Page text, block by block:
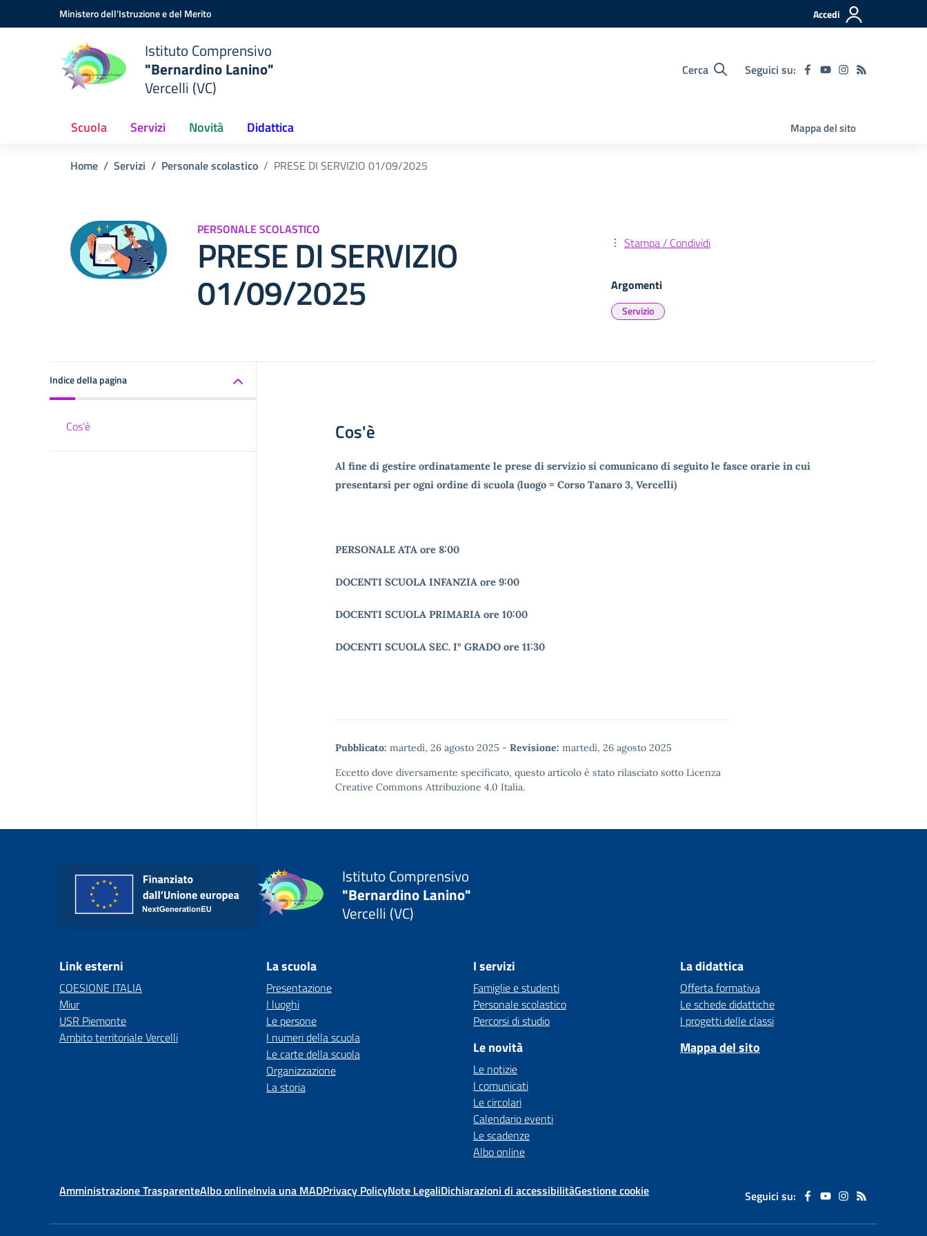
Vai ai contenuti
Vai al menu di navigazioneMinistero dell'Istruzione e del Merito Accedi
Istituto Comprensivo
"Bernardino Lanino"
Vercelli (VC)
Cerca Seguici su:
Scuola Servizi Novità Didattica Mappa del sito
Home Servizi Personale scolastico PRESE DI SERVIZIO 01/09/2025
PERSONALE SCOLASTICO
PRESE DI SERVIZIO
01/09/2025
Stampa / Condividi
Argomenti
Servizio
Indice della pagina
Cos'è Cos'è
Al fine di gestire ordinatamente le prese di servizio si comunicano di seguito le fasce orarie in cui
presentarsi per ogni ordine di scuola (luogo = Corso Tanaro 3, Vercelli)
PERSONALE ATA ore 8:00
DOCENTI SCUOLA INFANZIA ore 9:00
DOCENTI SCUOLA PRIMARIA ore 10:00
DOCENTI SCUOLA SEC. I° GRADO ore 11:30
Pubblicato: martedì, 26 agosto 2025 - Revisione: martedì, 26 agosto 2025
Eccetto dove diversamente specificato, questo articolo è stato rilasciato sotto Licenza
Creative Commons Attribuzione 4.0 Italia.
Istituto Comprensivo
"Bernardino Lanino"
Vercelli (VC)
Link esterni
COESIONE ITALIA
Miur
USR Piemonte
Ambito territoriale Vercelli
La scuola
Presentazione
I luoghi
Le persone
I numeri della scuola
Le carte della scuola
Organizzazione
La storia
I servizi
Famiglie e studenti
Personale scolastico
Percorsi di studio
Le novità
Le notizie
I comunicati
Le circolari
Calendario eventi
Le scadenze
Albo online
La didattica
Offerta formativa
Le schede didattiche
I progetti delle classi
Mappa del sito
Amministrazione TrasparenteAlbo onlineInvia una MADPrivacy PolicyNote LegaliDichiarazioni di accessibilitàGestione cookie Seguici su: